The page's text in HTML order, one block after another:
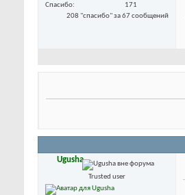
Спасибо
171
208 "спасибо" за 67 сообщений
Ugusha
Trusted user